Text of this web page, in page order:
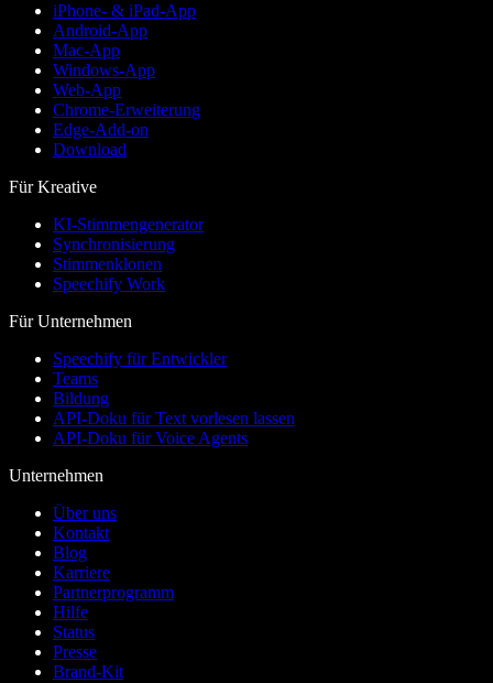
iPhone- & iPad-App
Android-App
Mac-App
Windows-App
Web-App
Chrome-Erweiterung
Edge-Add-on
Download
Für Kreative
KI-Stimmengenerator
Synchronisierung
Stimmenklonen
Speechify Work
Für Unternehmen
Speechify für Entwickler
Teams
Bildung
API-Doku für Text vorlesen lassen
API-Doku für Voice Agents
Unternehmen
Über uns
Kontakt
Blog
Karriere
Partnerprogramm
Hilfe
Status
Presse
Brand-Kit